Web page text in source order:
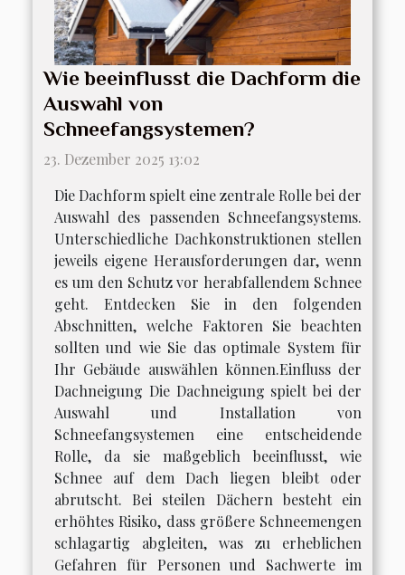
Wie beeinflusst die Dachform die
Auswahl von
Schneefangsystemen?
23. Dezember 2025 13:02
Die Dachform spielt eine zentrale Rolle bei der
Auswahl des passenden Schneefangsystems.
Unterschiedliche Dachkonstruktionen stellen
jeweils eigene Herausforderungen dar, wenn
es um den Schutz vor herabfallendem Schnee
geht. Entdecken Sie in den folgenden
Abschnitten, welche Faktoren Sie beachten
sollten und wie Sie das optimale System für
Ihr Gebäude auswählen können.Einfluss der
Dachneigung Die Dachneigung spielt bei der
Auswahl und Installation von
Schneefangsystemen eine entscheidende
Rolle, da sie maßgeblich beeinflusst, wie
Schnee auf dem Dach liegen bleibt oder
abrutscht. Bei steilen Dächern besteht ein
erhöhtes Risiko, dass größere Schneemengen
schlagartig abgleiten, was zu erheblichen
Gefahren für Personen und Sachwerte im